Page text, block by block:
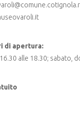
di apertura:
alle 18.30; sabato,